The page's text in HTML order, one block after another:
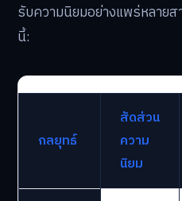
รับความนิยมอย่างแพร่หลาย
นี้:
กลยุทธ์
สัดส่วน
ความ
นิยม